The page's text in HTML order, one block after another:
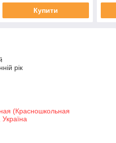
Купити
рік
(Красношкольная